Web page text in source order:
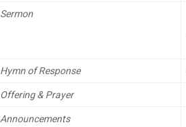
Sermon
Hymn of Response
Offering & Prayer
Announcements